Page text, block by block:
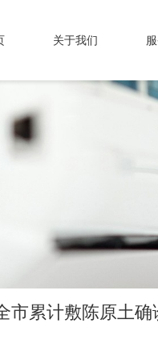
关于我们
市累计敷陈原土